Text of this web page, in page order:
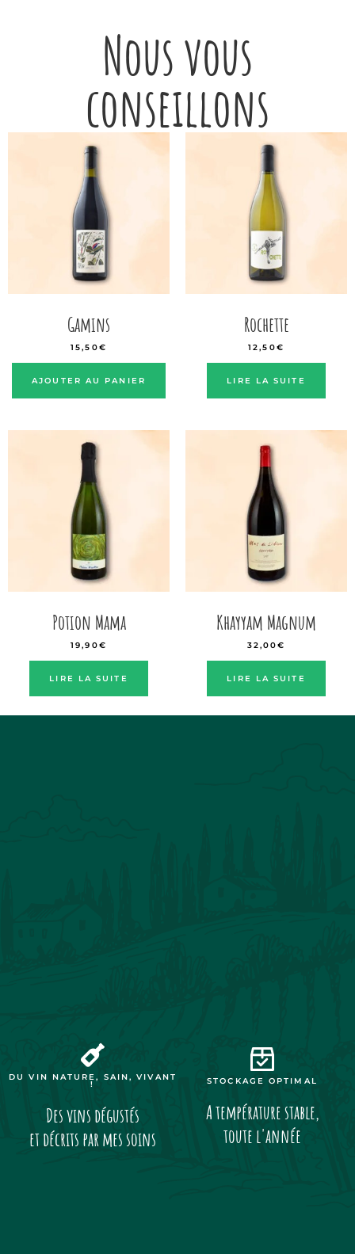
Nous vous
conseillons
Gamins
15,50€
AJOUTER AU PANIER
Rochette
12,50€
LIRE LA SUITE
Potion Mama
19,90€
LIRE LA SUITE
Khayyam Magnum
32,00€
LIRE LA SUITE
DU VIN NATURE, SAIN, VIVANT
!
Des vins dégustés
et décrits par mes soins
STOCKAGE OPTIMAL
A température stable,
toute l'année